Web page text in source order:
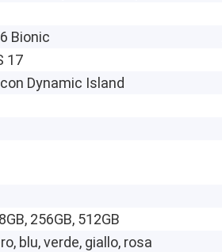
Bionic
17
con Dynamic Island
256GB, 512GB
blu, verde, giallo, rosa